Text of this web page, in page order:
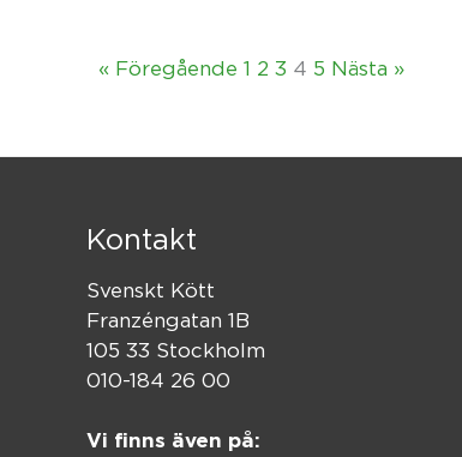
« Föregående 1 2 3 4 5 Nästa »
Kontakt
Svenskt Kött
Franzéngatan 1B
105 33 Stockholm
010-184 26 00
Vi finns även på: